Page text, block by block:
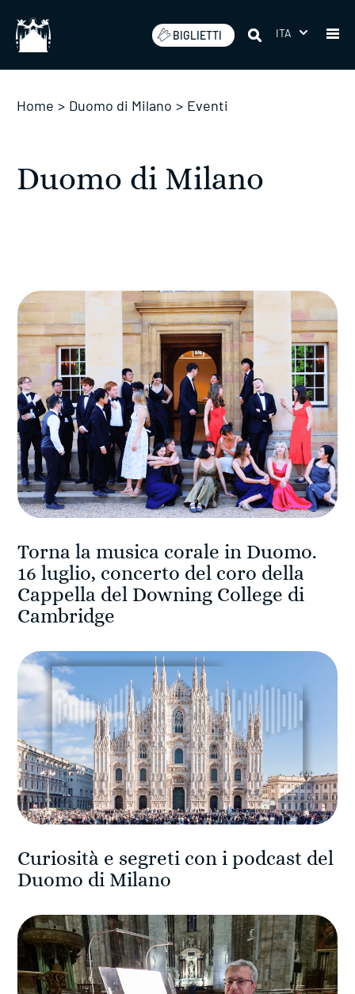
BIGLIETTI ITA
Home > Duomo di Milano > Eventi
Duomo di Milano
Torna la musica corale in Duomo.
16 luglio, concerto del coro della
Cappella del Downing College di
Cambridge
Curiosità e segreti con i podcast del
Duomo di Milano